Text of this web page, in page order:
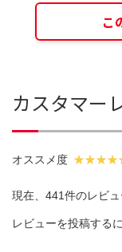
こ
カスタマー
オススメ度
現在、441件のレビュ
レビューを投稿する